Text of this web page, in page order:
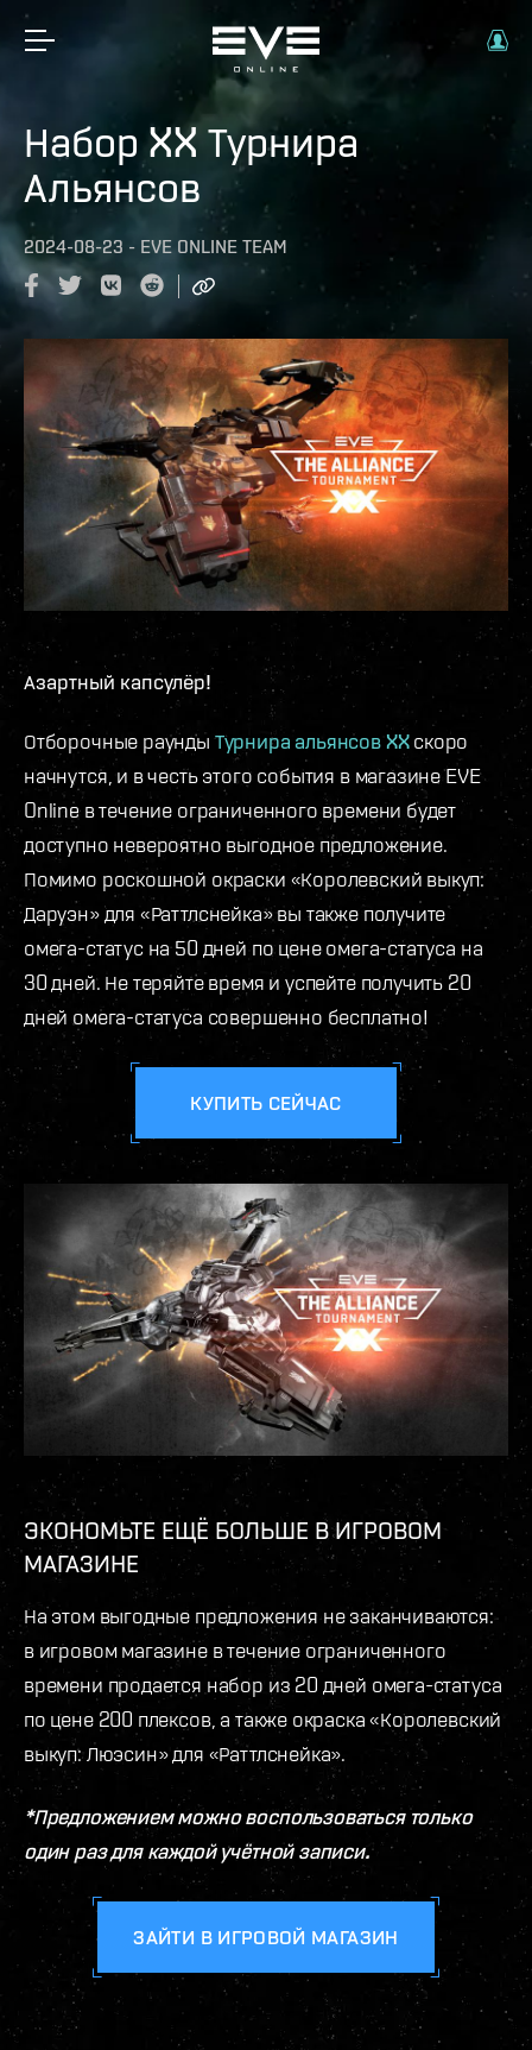
Набор XX Турнира
Альянсов
2024-08-23 - EVE ONLINE TEAM
Азартный капсулёр!
Отборочные раунды Турнира альянсов XXскоро
начнутся, и в честь этого события в магазине EVE
Online в течение ограниченного времени будет
доступно невероятно выгодное предложение.
Помимо роскошной окраски «Королевский выкуп:
Даруэн» для «Раттлснейка» вы также получите
омега-статус на 50 дней по цене омега-статуса на
30 дней. Не теряйте время и успейте получить 20
дней омега-статуса совершенно бесплатно!
КУПИТЬ СЕЙЧАС
ЭКОНОМЬТЕ ЕЩЁ БОЛЬШЕ В ИГРОВОМ
МАГАЗИНЕ
На этом выгодные предложения не заканчиваются:
в игровом магазине в течение ограниченного
времени продается набор из 20 дней омега-статуса
по цене 200 плексов, а также окраска «Королевский
выкуп: Люэсин» для «Раттлснейка».
*Предложением можно воспользоваться только
один раз для каждой учётной записи.
ЗАЙТИ В ИГРОВОЙ МАГАЗИН